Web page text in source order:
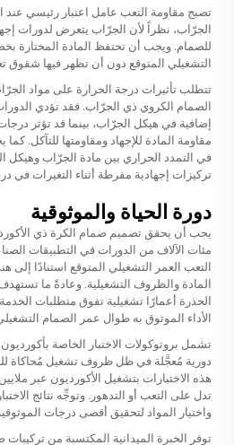
تصبح مقاومة التعب عامل اعتبار رئيسي عند
الجرّاب، نظراً لأن الجرّاب يتعرض لدورات
للصمام. ويجب أن تحتفظ المادة المختارة
التشغيلي المتوقع دون أن تظهر فيها شقوق
تتطلب تأثيرات درجة الحرارة على مواد
الصمام الكروي ذي الجرّاب. فقد تؤدي
إضافية في هيكل الجرّاب، بينما قد تؤثر
مقاومة المادة للإجهاد ومقاومتها للتآكل.
في التمدد الحراري بين مادة الجرّاب وهيكل
تركيزات إجهادية مفرطة أثناء التغيرات في
دورة الحياة والموثوقية
يجب أن يحقق تصميم صمام الكرة ذي
مئات الآلاف من الدورات في التطبيقات
التعب العمر التشغيلي المتوقع استنادًا
المادة والظروف التشغيلية. وعادةً ما
الحذرة أعمارًا تشغيلية تفوق متطلبات
الأداء الموثوق به طوال عمر الصمام
تشمل بروتوكولات الاختبار الخاصة
دورية مُعجَّلة في ظل ظروف تشغيل مُحاكاة
هذه الاختبارات بتشغيل الأكورديون عبر
تدل على التعب أو التدهور. وتوجِّه نتائج
واختيار المواد لتحقيق أقصى درجات
توفر الخبرة الميدانية المكتسبة من